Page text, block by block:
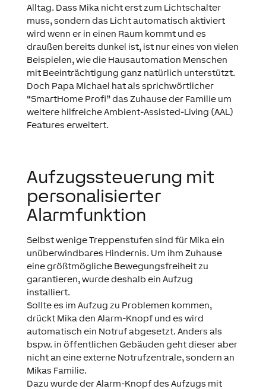
Alltag. Dass Mika nicht erst zum Lichtschalter
muss, sondern das Licht automatisch aktiviert
wird wenn er in einen Raum kommt und es
draußen bereits dunkel ist, ist nur eines von vielen
Beispielen, wie die Hausautomation Menschen
mit Beeinträchtigung ganz natürlich unterstützt.
Doch Papa Michael hat als sprichwörtlicher
“SmartHome Profi” das Zuhause der Familie um
weitere hilfreiche Ambient-Assisted-Living (AAL)
Features erweitert.
Aufzugssteuerung mit
personalisierter
Alarmfunktion
Selbst wenige Treppenstufen sind für Mika ein
unüberwindbares Hindernis. Um ihm Zuhause
eine größtmögliche Bewegungsfreiheit zu
garantieren, wurde deshalb ein Aufzug
installiert.
Sollte es im Aufzug zu Problemen kommen,
drückt Mika den Alarm-Knopf und es wird
automatisch ein Notruf abgesetzt. Anders als
bspw. in öffentlichen Gebäuden geht dieser aber
nicht an eine externe Notrufzentrale, sondern an
Mikas Familie.
Dazu wurde der Alarm-Knopf des Aufzugs mit